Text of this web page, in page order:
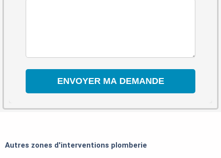
Autres zones d'interventions plomberie